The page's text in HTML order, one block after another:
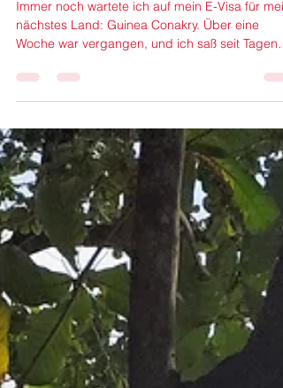
nach...
Immer noch wartete ich auf mein E-Visa für mein
Woche war vergangen, und ich saß seit Tagen
an...